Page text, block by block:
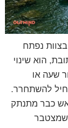
נפתח
הוא שינוי
שעה או
להשתחרר.
כבר מתנתק
שמצטבר